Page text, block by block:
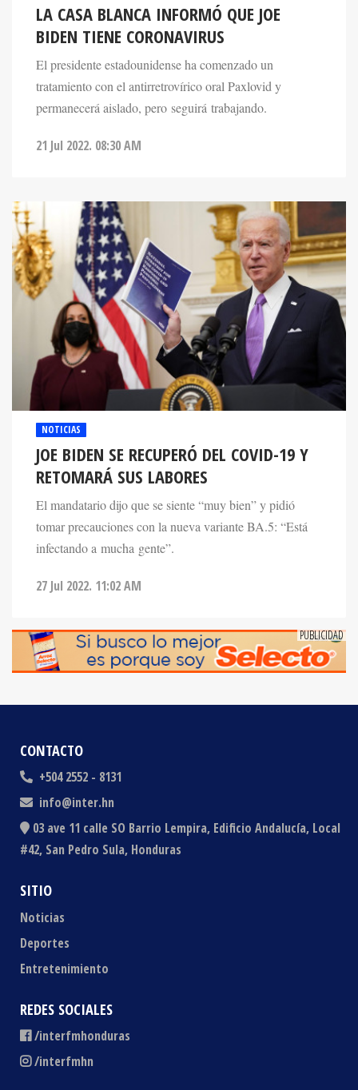
LA CASA BLANCA INFORMÓ QUE JOE
BIDEN TIENE CORONAVIRUS
El presidente estadounidense ha comenzado un
tratamiento con el antirretrovírico oral Paxlovid y
permanecerá aislado, pero seguirá trabajando.
21 Jul 2022. 08:30 AM
NOTICIAS
JOE BIDEN SE RECUPERÓ DEL COVID-19 Y
RETOMARÁ SUS LABORES
El mandatario dijo que se siente “muy bien” y pidió
tomar precauciones con la nueva variante BA.5: “Está
infectando a mucha gente”.
27 Jul 2022. 11:02 AM
CONTACTO
+504 2552 - 8131
info@inter.hn
03 ave 11 calle SO Barrio Lempira, Edificio Andalucía, Local
#42, San Pedro Sula, Honduras
SITIO
Noticias
Deportes
Entretenimiento
REDES SOCIALES
/interfmhonduras
/interfmhn